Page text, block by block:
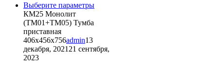
Выберите параметрыЭтот
Опции
КМ25 Монолит
(ТМ01+ТМ05) Тумба
приставная
406х456х756admin13
декабря, 2021 21 сентября,
2023